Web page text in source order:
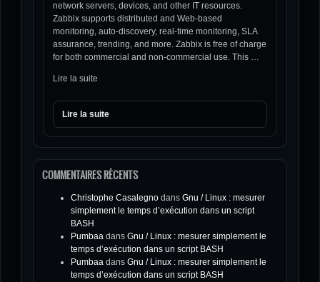
network servers, devices, and other IT resources.
Zabbix supports distributed and Web-based
monitoring, auto-discovery, real-time monitoring, SLA
assurance, trending, and more. Zabbix is free of charge
for both commercial and non-commercial use. This …
Lire la suite
Lire la suite
COMMENTAIRES RÉCENTS
Christophe Casalegno dans Gnu / Linux : mesurer
simplement le temps d’exécution dans un script
BASH
Pumbaa dans Gnu / Linux : mesurer simplement le
temps d’exécution dans un script BASH
Pumbaa dans Gnu / Linux : mesurer simplement le
temps d’exécution dans un script BASH